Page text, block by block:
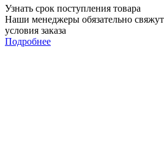
Узнать срок поступления товара
Наши менеджеры обязательно
условия заказа
Подробнее